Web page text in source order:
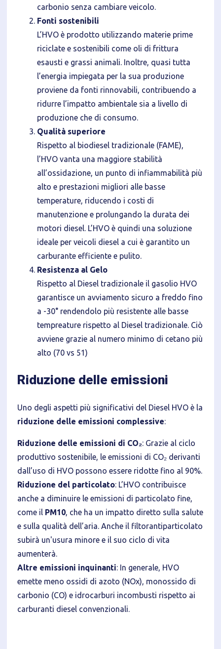
carbonio senza cambiare veicolo.
Fonti sostenibili
L’HVO è prodotto utilizzando materie prime
riciclate e sostenibili come oli di frittura
esausti e grassi animali. Inoltre, quasi tutta
l’energia impiegata per la sua produzione
proviene da fonti rinnovabili, contribuendo a
ridurre l’impatto ambientale sia a livello di
produzione che di consumo.
Qualità superiore
Rispetto al biodiesel tradizionale (FAME),
l’HVO vanta una maggiore stabilità
all’ossidazione, un punto di infiammabilità più
alto e prestazioni migliori alle basse
temperature, riducendo i costi di
manutenzione e prolungando la durata dei
motori diesel. L’HVO è quindi una soluzione
ideale per veicoli diesel a cui è garantito un
carburante efficiente e pulito.
Resistenza al Gelo
Rispetto al Diesel tradizionale il gasolio HVO
garantisce un avviamento sicuro a freddo fino
a -30° rendendolo più resistente alle basse
tempreature rispetto al Diesel tradizionale. Ciò
avviene grazie al numero minimo di cetano più
alto (70 vs 51)
Riduzione delle emissioni
Uno degli aspetti più significativi del Diesel HVO è la
riduzione delle emissioni complessive:
Riduzione delle emissioni di CO₂: Grazie al ciclo
produttivo sostenibile, le emissioni di CO₂ derivanti
dall’uso di HVO possono essere ridotte fino al 90%.
Riduzione del particolato: L’HVO contribuisce
anche a diminuire le emissioni di particolato fine,
come il PM10, che ha un impatto diretto sulla salute
e sulla qualità dell’aria. Anche il filtorantiparticolato
subirà un'usura minore e il suo ciclo di vita
aumenterà.
Altre emissioni inquinanti: In generale, HVO
emette meno ossidi di azoto (NOx), monossido di
carbonio (CO) e idrocarburi incombusti rispetto ai
carburanti diesel convenzionali.